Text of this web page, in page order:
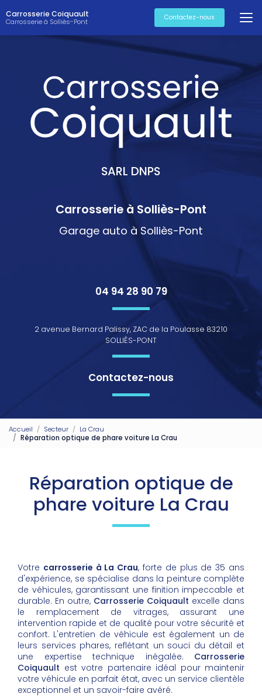
au
contenu
principal
Carrosserie Coiquault
Carrosserie à Solliès-Pont Contactez-nous
SARL DNPS
Carrosserie à Solliès-Pont
Garage auto à Solliès-Pont
04 94 28 90 79
2 avenue Bernard Palissy, ZAC de la Poulasse 83210
SOLLIÈS-PONT
Contactez-nous
Accueil Secteur
La Crau
Réparation optique de phare voiture La Crau
Réparation optique de
phare voiture La Crau
Votre carrosserie à La Crau, forte de plus de 35 ans
d'expérience, se spécialise dans la peinture complète
de véhicules, garantissant une finition impeccable et
durable. En outre, Carrosserie Coiquault excelle dans
le remplacement de vitrages, assurant une
intervention rapide et de qualité pour votre sécurité et
confort. L'entretien de véhicule est également un de
leurs services phares, reflétant un souci du détail et
une expertise technique inégalée. Carrosserie
Coiquault est votre partenaire idéal pour maintenir
votre véhicule en parfait état, avec un service clientèle
exceptionnel et un savoir-faire avéré.